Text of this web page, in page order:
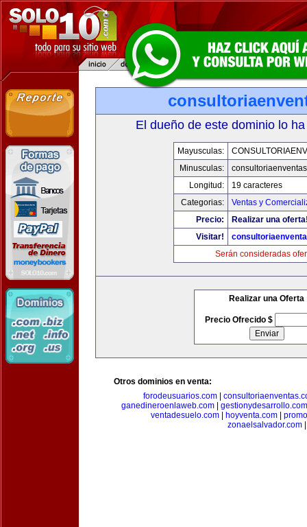
El dueño de este dominio lo
Mayusculas:
Minusculas:
Longitud:
19 caracteres
Categorias:
Ventas y
Precio:
Realizar una
Visitar!
Serán consideradas
Realizar una Oferta
Precio Ofrecido $
Otros dominios en venta:
forodeusuarios.com
ganedineroenlaweb.com
gestionydesarrollo.com
ventadesuelo.com
hoyventa.com
zonaelsalvador.com|